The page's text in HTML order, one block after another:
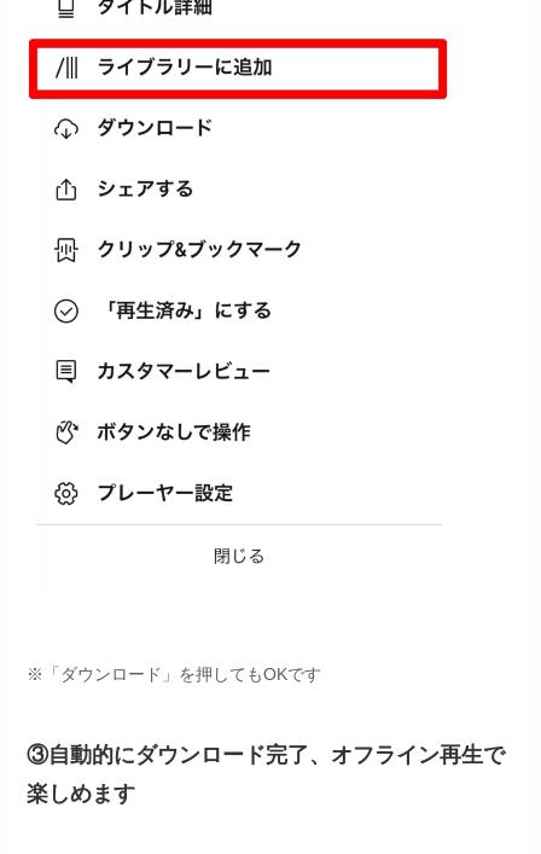
※ 「 ダウンロード」を押してもOKです
③自動的にダウンロード完了、オフライン再生で
楽しめます